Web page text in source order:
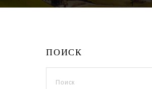
ПОИСК